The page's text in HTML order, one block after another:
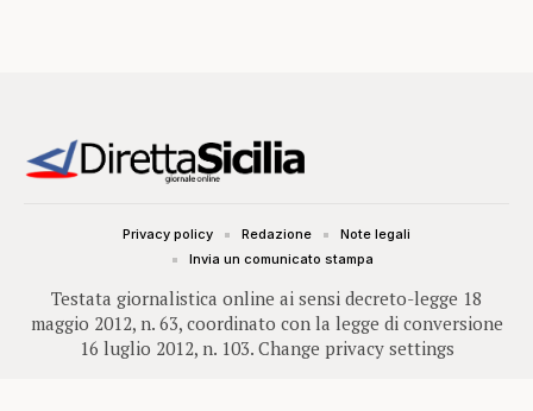
Testata giornalistica online ai sensi decreto-legge 18
maggio 2012, n. 63, coordinato con la legge di conversione
16 luglio 2012, n. 103. Change privacy settings
Privacy policy Redazione
Note legali
Invia un comunicato stampa